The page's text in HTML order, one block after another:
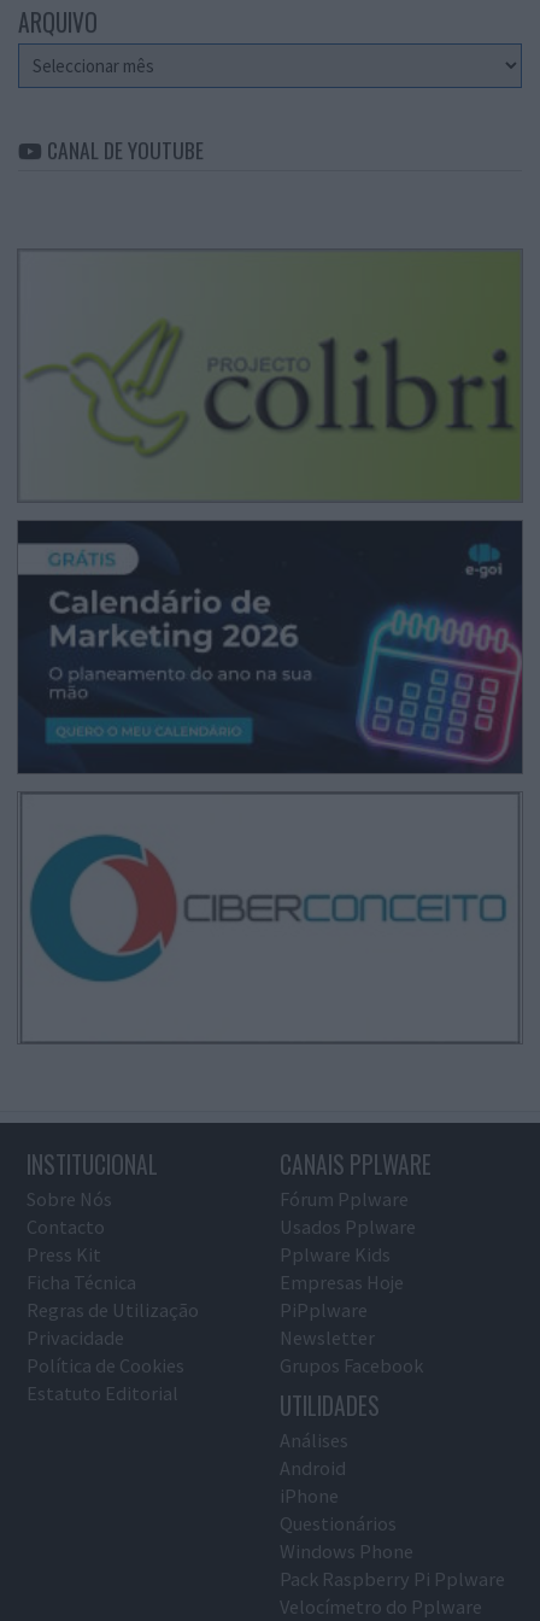
ARQUIVO
Arquivo
CANAL DE YOUTUBE
INSTITUCIONAL
Sobre Nós
Contacto
Press Kit
Ficha Técnica
Regras de Utilização
Privacidade
Política de Cookies
Estatuto Editorial
CANAIS PPLWARE
Fórum Pplware
Usados Pplware
Pplware Kids
Empresas Hoje
PiPplware
Newsletter
Grupos Facebook
UTILIDADES
Análises
Android
iPhone
Questionários
Windows Phone
Pack Raspberry Pi Pplware
Velocímetro do Pplware